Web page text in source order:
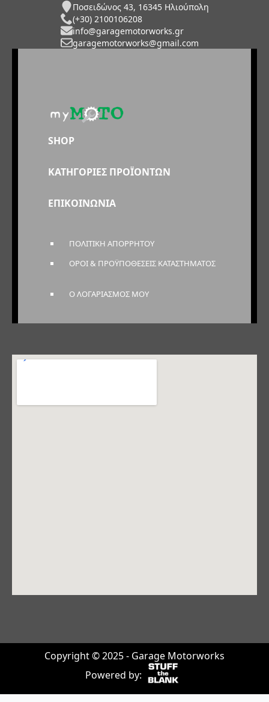
Ποσειδώνος 43, 16345 Ηλιούπολη
(+30) 2100106208
info@garagemotorworks.gr
garagemotorworks@gmail.com
SHOP
ΚΑΤΗΓΟΡΙΕΣ ΠΡΟΪΟΝΤΩΝ
ΕΠΙΚΟΙΝΩΝΙΑ
ΠΟΛΙΤΙΚΗ ΑΠΟΡΡΗΤΟΥ
ΟΡΟΙ & ΠΡΟΫΠΟΘΕΣΕΙΣ ΚΑΤΑΣΤΗΜΑΤΟΣ
Ο ΛΟΓΑΡΙΑΣΜΟΣ ΜΟΥ
Copyright © 2025 - Garage Motorworks
Powered by: